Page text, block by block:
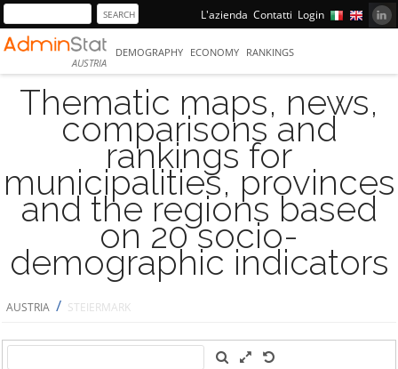
L'azienda Contatti Login
AUSTRIA
DEMOGRAPHY ECONOMY RANKINGS
Thematic maps, news,
comparisons and
rankings for
municipalities, provinces
and the regions based
on 20 socio-
demographic indicators
AUSTRIA / STEIERMARK